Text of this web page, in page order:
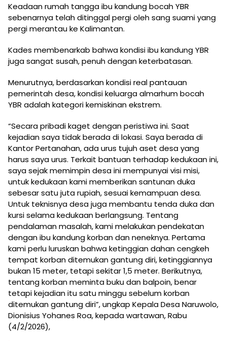
Keadaan rumah tangga ibu kandung bocah YBR
sebenarnya telah ditinggal pergi oleh sang suami yang
pergi merantau ke Kalimantan.
Kades membenarkab bahwa kondisi ibu kandung YBR
juga sangat susah, penuh dengan keterbatasan.
Menurutnya, berdasarkan kondisi real pantauan
pemerintah desa, kondisi keluarga almarhum bocah
YBR adalah kategori kemiskinan ekstrem.
“Secara pribadi kaget dengan peristiwa ini. Saat
kejadian saya tidak berada di lokasi. Saya berada di
Kantor Pertanahan, ada urus tujuh aset desa yang
harus saya urus. Terkait bantuan terhadap kedukaan ini,
saya sejak memimpin desa ini mempunyai visi misi,
untuk kedukaan kami memberikan santunan duka
sebesar satu juta rupiah, sesuai kemampuan desa.
Untuk teknisnya desa juga membantu tenda duka dan
kursi selama kedukaan berlangsung. Tentang
pendalaman masalah, kami melakukan pendekatan
dengan ibu kandung korban dan neneknya. Pertama
kami perlu luruskan bahwa ketinggian dahan cengkeh
tempat korban ditemukan gantung diri, ketinggiannya
bukan 15 meter, tetapi sekitar 1,5 meter. Berikutnya,
tentang korban meminta buku dan balpoin, benar
tetapi kejadian itu satu minggu sebelum korban
ditemukan gantung diri”, ungkap Kepala Desa Naruwolo,
Dionisius Yohanes Roa, kepada wartawan, Rabu
(4/2/2026),